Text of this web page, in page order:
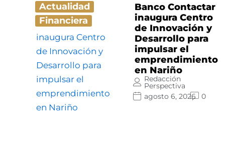
Actualidad
Financiera
Banco Contactar
inaugura Centro
de Innovación y
Desarrollo para
impulsar el
emprendimiento
en Nariño
Redacción
Perspectiva
agosto 6, 2026
0